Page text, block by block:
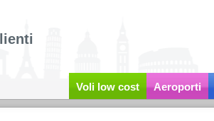
Voli low cost Aeroporti